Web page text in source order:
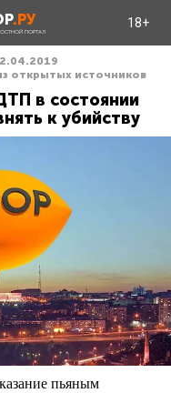
.РУ
ПОРТАЛ
18+
открытых источников
в состоянии
к убийству
пьяным